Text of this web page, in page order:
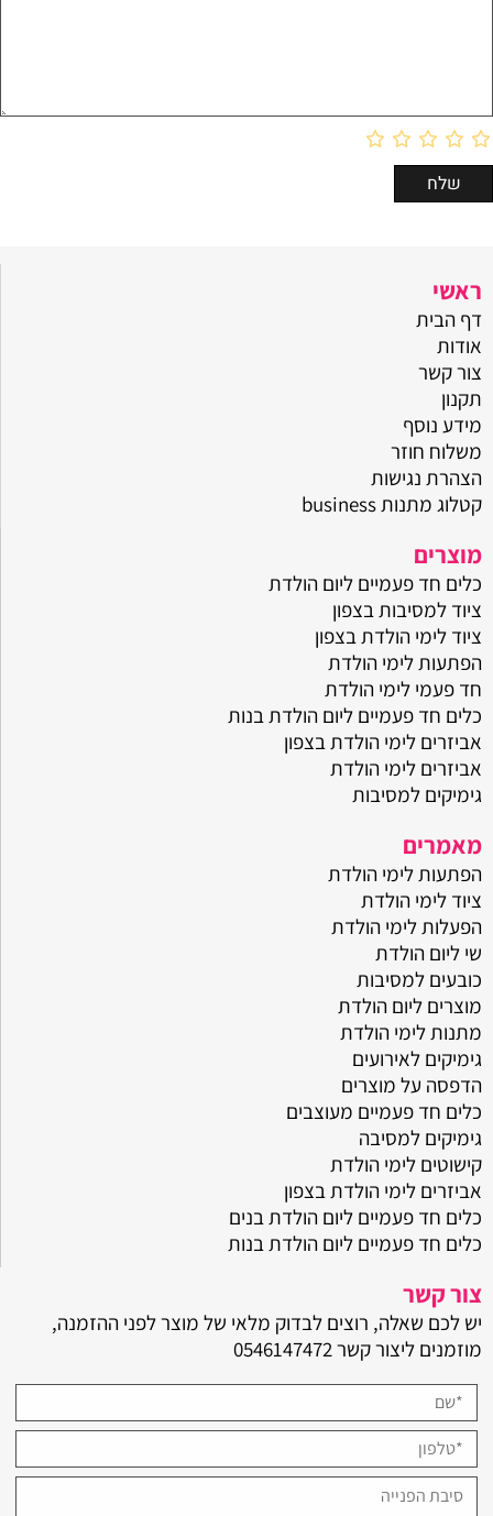
ראשי
דף הבית
אודות
צור קשר
תקנון
מידע נוסף
משלוח חוזר
הצהרת נגישות
קטלוג מתנות business
מוצרים
כלים חד פעמיים ליום הולדת
ציוד למסיבות בצפון
ציוד לימי הולדת בצפון
הפתעות לימי הולדת
חד פעמי לימי הולדת
כלים חד פעמיים ליום הולדת בנות
אביזרים לימי הולדת בצפון
אביזרים לימי הולדת
גימיקים למסיבות
מאמרים
הפתעות לימי הולדת
ציוד לימי הולדת
הפעלות לימי הולדת
שי ליום הולדת
כובעים למסיבות
מוצרים ליום הולדת
מתנות לימי הולדת
גימיקים לאירועים
הדפסה על מוצרים
כלים חד פעמיים מעוצבים
גימיקים למסיבה
קישוטים לימי הולדת
אביזרים לימי הולדת בצפון
כלים חד פעמיים ליום הולדת בנים
כלים חד פעמיים ליום הולדת בנות
צור קשר
יש לכם שאלה, רוצים לבדוק מלאי של מוצר לפני ההזמנה,
מוזמנים ליצור קשר0546147472